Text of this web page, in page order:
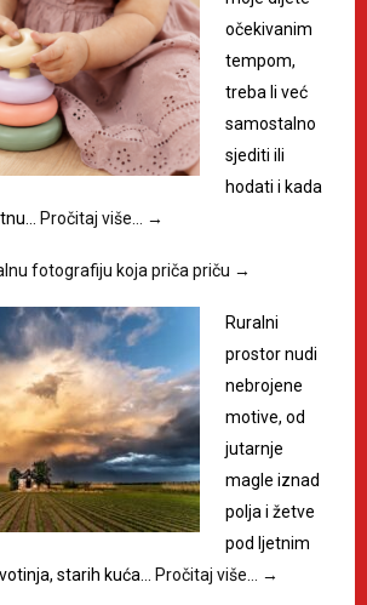
očekivanim
tempom,
treba li već
samostalno
sjediti ili
hodati i kada
Pročitaj više… →
fotografiju koja priča priču →
Ruralni
prostor nudi
nebrojene
motive, od
jutarnje
magle iznad
polja i žetve
pod ljetnim
starih kuća…
Pročitaj više… →